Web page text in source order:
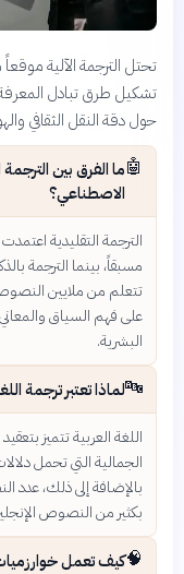
تحتل الترجمة الآلية
تشكيل طرق تبادل المعرفة
حول دقة النقل الثقافي
🤖ما الفرق بين الترجمة
الاصطناعي؟
الترجمة التقليدية
مسبقاً، بينما الترجمة
تتعلم من ملايين النصوص
على فهم السياق
البشرية.
🔤لماذا تعتبر ترجمة
اللغة العربية تتميز
الجمالية التي تحمل
بالإضافة إلى ذلك، عدد
بكثير من النصوص
🧠كيف تعمل خوارزميات